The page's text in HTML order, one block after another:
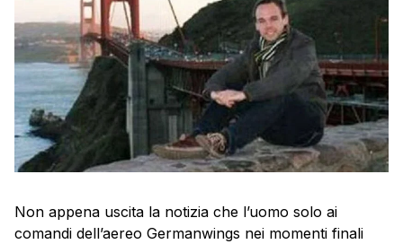
Non appena uscita la notizia che l’uomo solo ai
comandi dell’aereo Germanwings nei momenti finali